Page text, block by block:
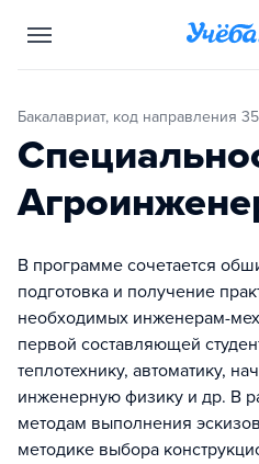
Бакалавриат, код направления
В программе сочетается
подготовка и получение
необходимых инженерам-
первой составляющей
теплотехнику, автоматику,
инженерную физику и др. В
методам выполнения
методике выбора